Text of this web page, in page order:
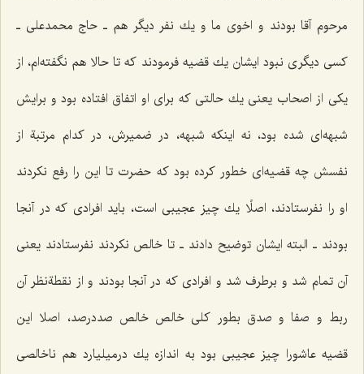
مرحوم آقا بودند و اخوی ما و یك نفر دیگر هم ـ حاج محمدعلی ـ
كسی دیگری نبود ایشان یك قضیه فرمودند كه تا حالا هم نگفته‌ام، از
یكی از اصحاب یعنی یك حالتی كه برای او اتفاق افتاده بود و برایش
شبهه‌ای شده بود، نه اینكه شبهه، در ضمیرش، در كدام مرتبة از
نفسش چه قضیه‌ای خطور كرده بود كه حضرت تا این را رفع نكردند
او را نفرستادند، اصلًا یك چیز عجیبی است، باید افرادی كه در آنجا
بودند ـ البته ایشان توضیح دادند ـ تا خالص نكردند نفرستادند یعنی
آن تمام شد و برطرف شد و افرادی كه در آنجا بودند و از نقطةنظر آن
ربط و صفا و صدق بطور كلی خالص خالص صددرصد، اصلا این
قضیه عاشورا چیز عجیبی بود به اندازه یك درمیلیارد هم ناخالصی